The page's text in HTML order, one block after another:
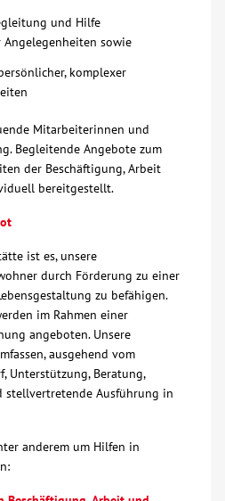
und Hilfe
Angelegenheiten sowie
komplexer
Mitarbeiterinnen und
Begleitende Angebote zum
der Beschäftigung, Arbeit
bereitgestellt.
ist es, unsere
durch Förderung zu einer
zu befähigen.
im Rahmen einer
angeboten. Unsere
ausgehend vom
Unterstützung, Beratung,
stellvertretende Ausführung in
anderem um Hilfen in